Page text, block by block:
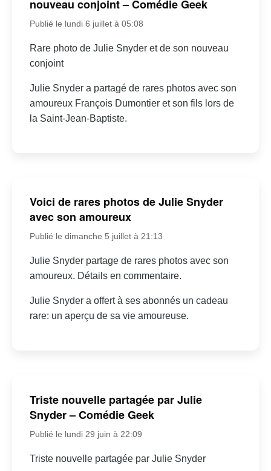
nouveau conjoint – Comédie Geek
Publié le lundi 6 juillet à 05:08
Rare photo de Julie Snyder et de son nouveau
conjoint
Julie Snyder a partagé de rares photos avec son
amoureux François Dumontier et son fils lors de
la Saint-Jean-Baptiste.
Voici de rares photos de Julie Snyder
avec son amoureux
Publié le dimanche 5 juillet à 21:13
Julie Snyder partage de rares photos avec son
amoureux. Détails en commentaire.
Julie Snyder a offert à ses abonnés un cadeau
rare: un aperçu de sa vie amoureuse.
Triste nouvelle partagée par Julie
Snyder – Comédie Geek
Publié le lundi 29 juin à 22:09
Triste nouvelle partagée par Julie Snyder